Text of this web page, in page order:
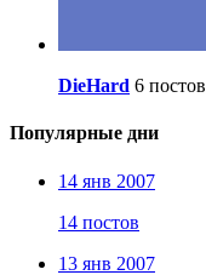
DieHard 6 постов
Популярные дни
14 янв 2007
14 постов
13 янв 2007